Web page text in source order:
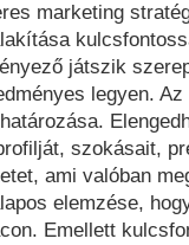
marketing
játszik
legyen.
szokásait,
ami valóban
elemzése,
Emellett